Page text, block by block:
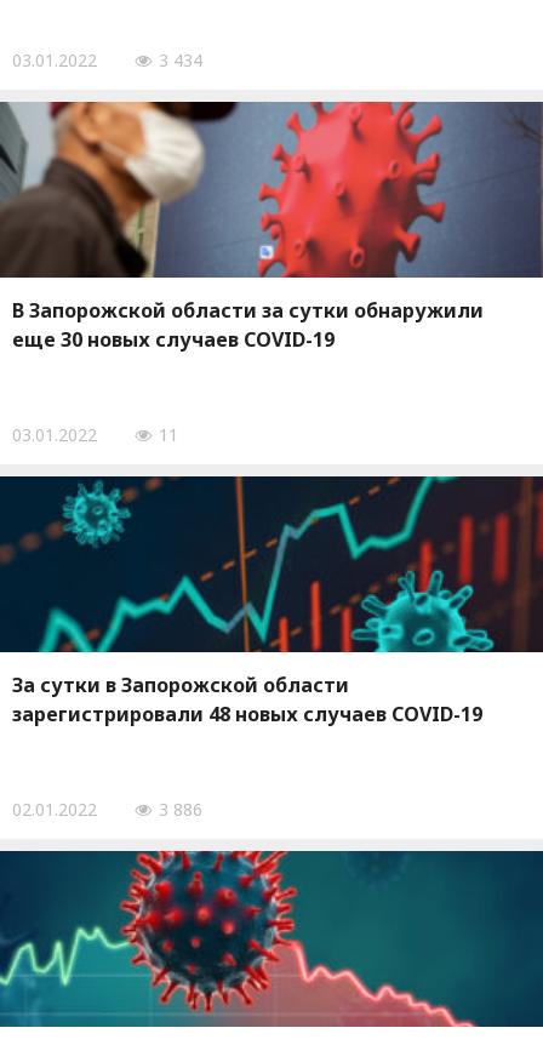
03.01.2022 3 434
В Запорожской области за сутки обнаружили
еще 30 новых случаев COVID-19
03.01.2022 11
За сутки в Запорожской области
зарегистрировали 48 новых случаев COVID-19
02.01.2022 3 886